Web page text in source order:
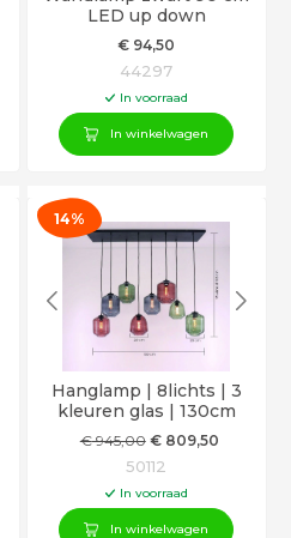
LED up down
€ 94,50
44297
In voorraad
In winkelwagen
14%
Hanglamp | 8lichts | 3
kleuren glas | 130cm
€945,00 €809,50
50112
In voorraad
In winkelwagen